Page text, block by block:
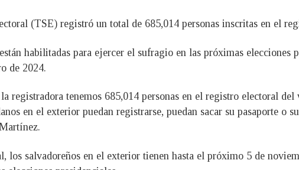
(TSE) registró un total de 685,014 personas inscritas en el
habilitadas para ejercer el sufragio en las próximas elecciones
de 2024.
registradora tenemos 685,014 personas en el registro electoral
en el exterior puedan registrarse, puedan sacar su pasaporte o
los salvadoreños en el exterior tienen hasta el próximo 5 de